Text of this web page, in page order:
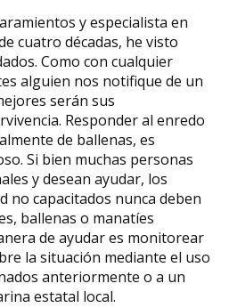
y especialista en
cuatro décadas, he visto
Como con cualquier
alguien nos notifique de un
serán sus
Responder al enredo
de ballenas, es
Si bien muchas personas
y desean ayudar, los
no capacitados nunca deben
ballenas o manatíes
de ayudar es monitorear
la situación mediante el uso
anteriormente o a un
estatal local.